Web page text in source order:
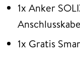
1x Anker
1x Gratis